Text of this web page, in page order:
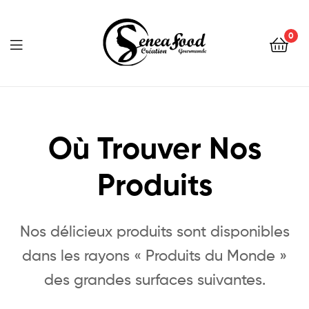
0
Où Trouver Nos
Produits
Nos délicieux produits sont disponibles
dans les rayons « Produits du Monde »
des grandes surfaces suivantes.